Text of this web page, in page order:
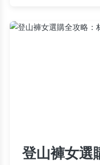
登山褲女選